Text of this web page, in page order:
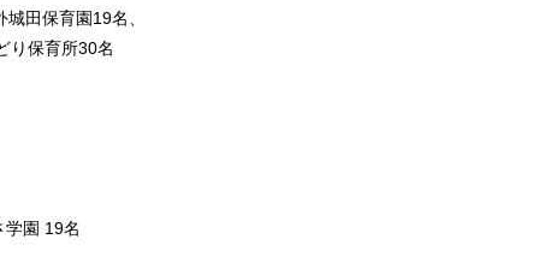
田保育園19名、
保育所30名
園 19名